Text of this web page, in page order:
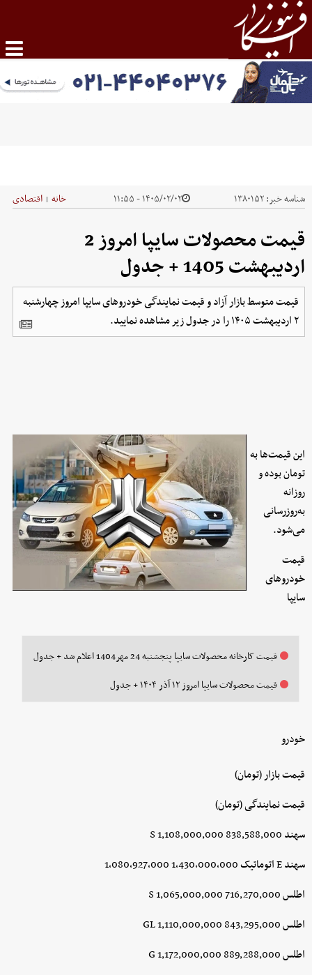
شناسه خبر:۱۳۸۰۱۵۲ ۱۴۰۵/۰۲/۰۲ - ۱۱:۵۵ خانه | اقتصادی
قیمت محصولات سایپا امروز 2
اردیبهشت 1405 + جدول
قیمت متوسط بازار آزاد و قیمت نمایندگی خودرو‌های سایپا امروز چهارشنبه
۲ اردیبهشت ۱۴۰۵ را در جدول زیر مشاهده نمایید.
این قیمت‌ها به
تومان بوده و
روزانه
به‌روز‌رسانی
می‌شود.
قیمت
خودروهای
سایپا
قیمت کارخانه محصولات سایپا پنجشنبه 24 مهر1404 اعلام شد + جدول
قیمت محصولات سایپا امروز ۱۲ آذر ۱۴۰۴ + جدول
خودرو
قیمت بازار (تومان)
قیمت نمایندگی (تومان)
سهند S 1,108,000,000 838,588,000
سهند E اتوماتیک 1,430,000,000 1,080,927,000
اطلس S 1,065,000,000 716,270,000
اطلس GL 1,110,000,000 843,295,000
اطلس G 1,172,000,000 889,288,000